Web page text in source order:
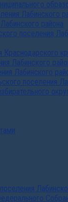
Лабинского
района
поселения
Краснодарского
Лабинского
Лабинского
поселения